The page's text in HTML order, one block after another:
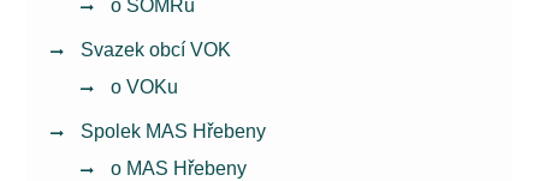
o SOMRu
Svazek obcí VOK
o VOKu
Spolek MAS Hřebeny
o MAS Hřebeny